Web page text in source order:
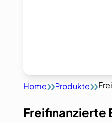
Home Produkte
Freifinanzierte